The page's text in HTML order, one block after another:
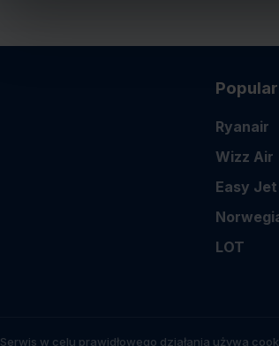
Ryanair
Wizz Air
Easy Jet
LOT
Serwis w celu prawidłowego działania używa